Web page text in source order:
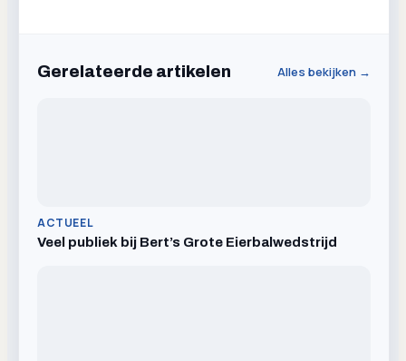
Gerelateerde artikelen Alles bekijken →
ACTUEEL
Veel publiek bij Bert’s Grote Eierbalwedstrijd